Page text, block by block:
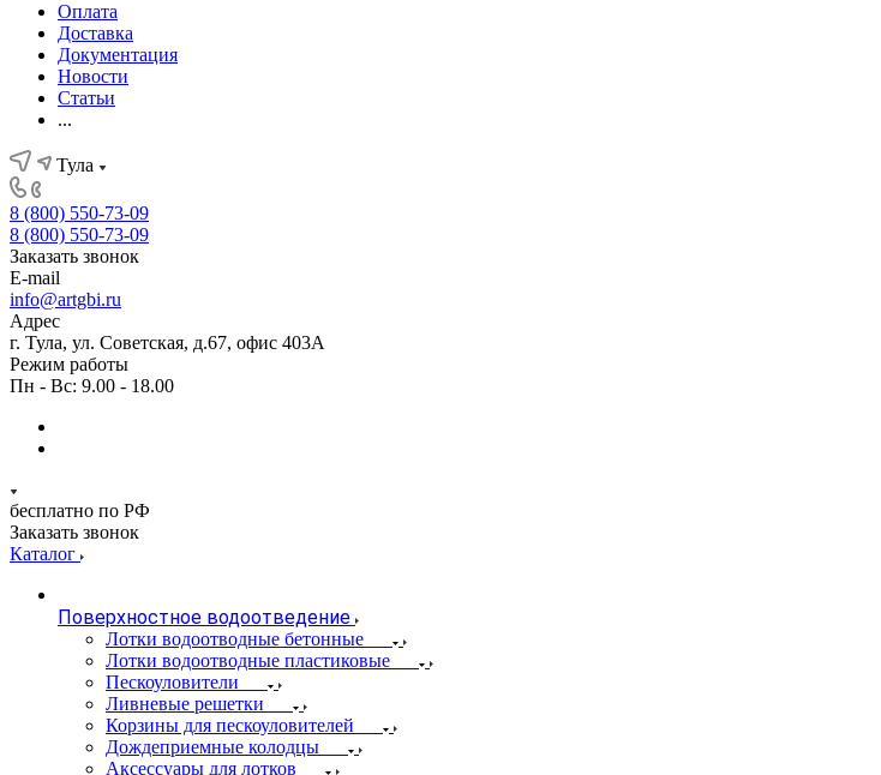
Оплата
Доставка
Документация
Новости
Статьи
...
Тула
8 (800) 550-73-09
8 (800) 550-73-09
Заказать звонок
E-mail
info@artgbi.ru
Адрес
г. Тула, ул. Советская, д.67, офис 403А
Режим работы
Пн - Вс: 9.00 - 18.00
бесплатно по РФ
Заказать звонок
Каталог
Поверхностное водоотведение
Лотки водоотводные бетонные
Лотки водоотводные пластиковые
Пескоуловители
Ливневые решетки
Корзины для пескоуловителей
Дождеприемные колодцы
Аксессуары для лотков